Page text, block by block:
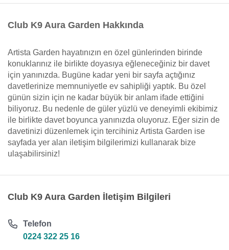
Club K9 Aura Garden Hakkında
Artista Garden hayatınızın en özel günlerinden birinde
konuklarınız ile birlikte doyasıya eğleneceğiniz bir davet
için yanınızda. Bugüne kadar yeni bir sayfa açtığınız
davetlerinize memnuniyetle ev sahipliği yaptık. Bu özel
günün sizin için ne kadar büyük bir anlam ifade ettiğini
biliyoruz. Bu nedenle de güler yüzlü ve deneyimli ekibimiz
ile birlikte davet boyunca yanınızda oluyoruz. Eğer sizin de
davetinizi düzenlemek için tercihiniz Artista Garden ise
sayfada yer alan iletişim bilgilerimizi kullanarak bize
ulaşabilirsiniz!
Club K9 Aura Garden İletişim Bilgileri
Telefon
0224 322 25 16